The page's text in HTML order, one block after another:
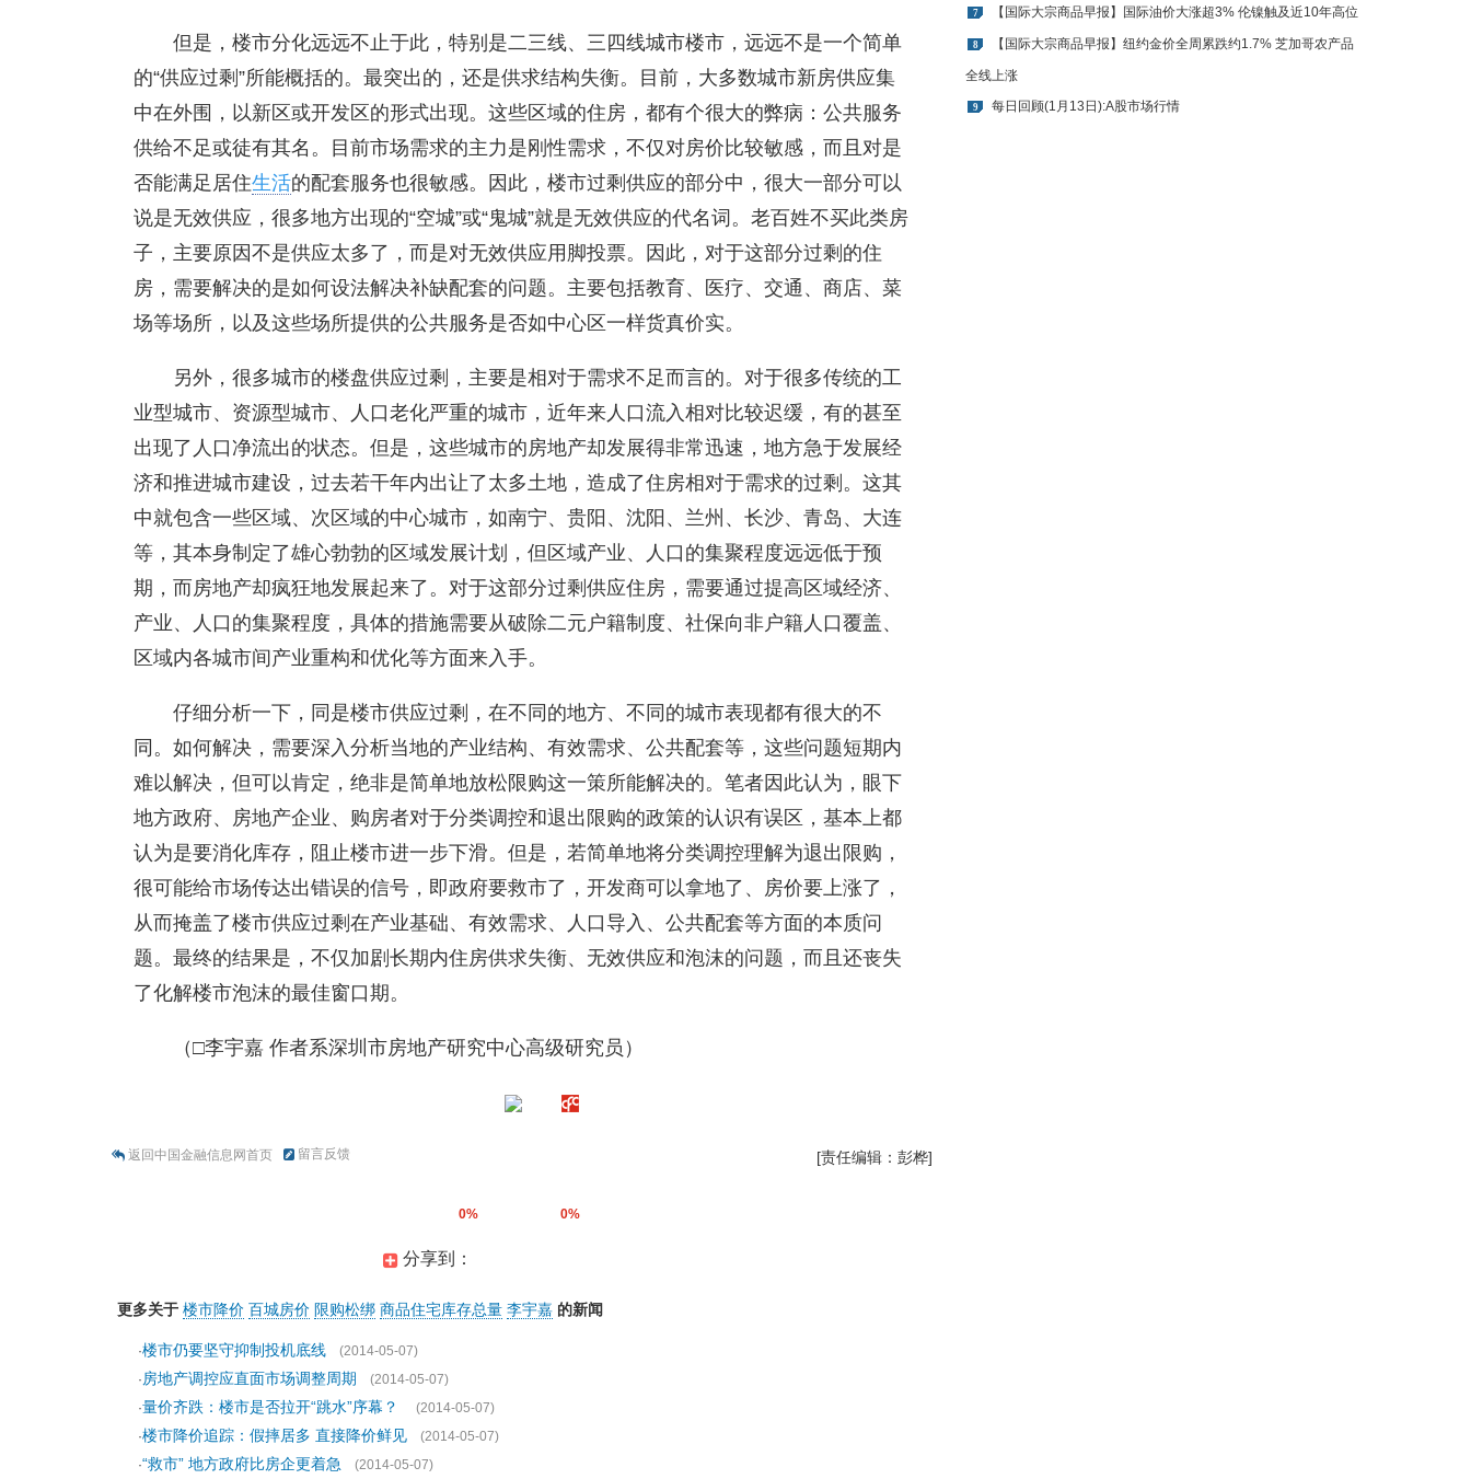
但是，楼市分化远远不止于此，特别是二三线、三四线城市楼市，远远不是一个简单
的“供应过剩”所能概括的。最突出的，还是供求结构失衡。目前，大多数城市新房供应集
中在外围，以新区或开发区的形式出现。这些区域的住房，都有个很大的弊病：公共服务
供给不足或徒有其名。目前市场需求的主力是刚性需求，不仅对房价比较敏感，而且对是
否能满足居住生活的配套服务也很敏感。因此，楼市过剩供应的部分中，很大一部分可以
说是无效供应，很多地方出现的“空城”或“鬼城”就是无效供应的代名词。老百姓不买此类房
子，主要原因不是供应太多了，而是对无效供应用脚投票。因此，对于这部分过剩的住
房，需要解决的是如何设法解决补缺配套的问题。主要包括教育、医疗、交通、商店、菜
场等场所，以及这些场所提供的公共服务是否如中心区一样货真价实。
另外，很多城市的楼盘供应过剩，主要是相对于需求不足而言的。对于很多传统的工
业型城市、资源型城市、人口老化严重的城市，近年来人口流入相对比较迟缓，有的甚至
出现了人口净流出的状态。但是，这些城市的房地产却发展得非常迅速，地方急于发展经
济和推进城市建设，过去若干年内出让了太多土地，造成了住房相对于需求的过剩。这其
中就包含一些区域、次区域的中心城市，如南宁、贵阳、沈阳、兰州、长沙、青岛、大连
等，其本身制定了雄心勃勃的区域发展计划，但区域产业、人口的集聚程度远远低于预
期，而房地产却疯狂地发展起来了。对于这部分过剩供应住房，需要通过提高区域经济、
产业、人口的集聚程度，具体的措施需要从破除二元户籍制度、社保向非户籍人口覆盖、
区域内各城市间产业重构和优化等方面来入手。
仔细分析一下，同是楼市供应过剩，在不同的地方、不同的城市表现都有很大的不
同。如何解决，需要深入分析当地的产业结构、有效需求、公共配套等，这些问题短期内
难以解决，但可以肯定，绝非是简单地放松限购这一策所能解决的。笔者因此认为，眼下
地方政府、房地产企业、购房者对于分类调控和退出限购的政策的认识有误区，基本上都
认为是要消化库存，阻止楼市进一步下滑。但是，若简单地将分类调控理解为退出限购，
很可能给市场传达出错误的信号，即政府要救市了，开发商可以拿地了、房价要上涨了，
从而掩盖了楼市供应过剩在产业基础、有效需求、人口导入、公共配套等方面的本质问
题。最终的结果是，不仅加剧长期内住房供求失衡、无效供应和泡沫的问题，而且还丧失
了化解楼市泡沫的最佳窗口期。
（□李宇嘉 作者系深圳市房地产研究中心高级研究员）
返回中国金融信息网首页 留言反馈 [责任编辑：彭桦]
0% 0%
分享到：
更多关于 楼市降价 百城房价 限购松绑 商品住宅库存总量 李宇嘉 的新闻
·楼市仍要坚守抑制投机底线
(2014-05-07)
· 房地产调控应直面市场调整周期
(2014-05-07)
·量价齐跌：楼市是否拉开“跳水”序幕？
(2014-05-07)
·楼市降价追踪：假摔居多 直接降价鲜见
(2014-05-07)
·“救市” 地方政府比房企更着急 (2014-05-07)
7 【国际大宗商品早报】国际油价大涨超3% 伦镍触及近10年高位
8 【国际大宗商品早报】纽约金价全周累跌约1.7% 芝加哥农产品
全线上涨
9 每日回顾(1月13日):A股市场行情